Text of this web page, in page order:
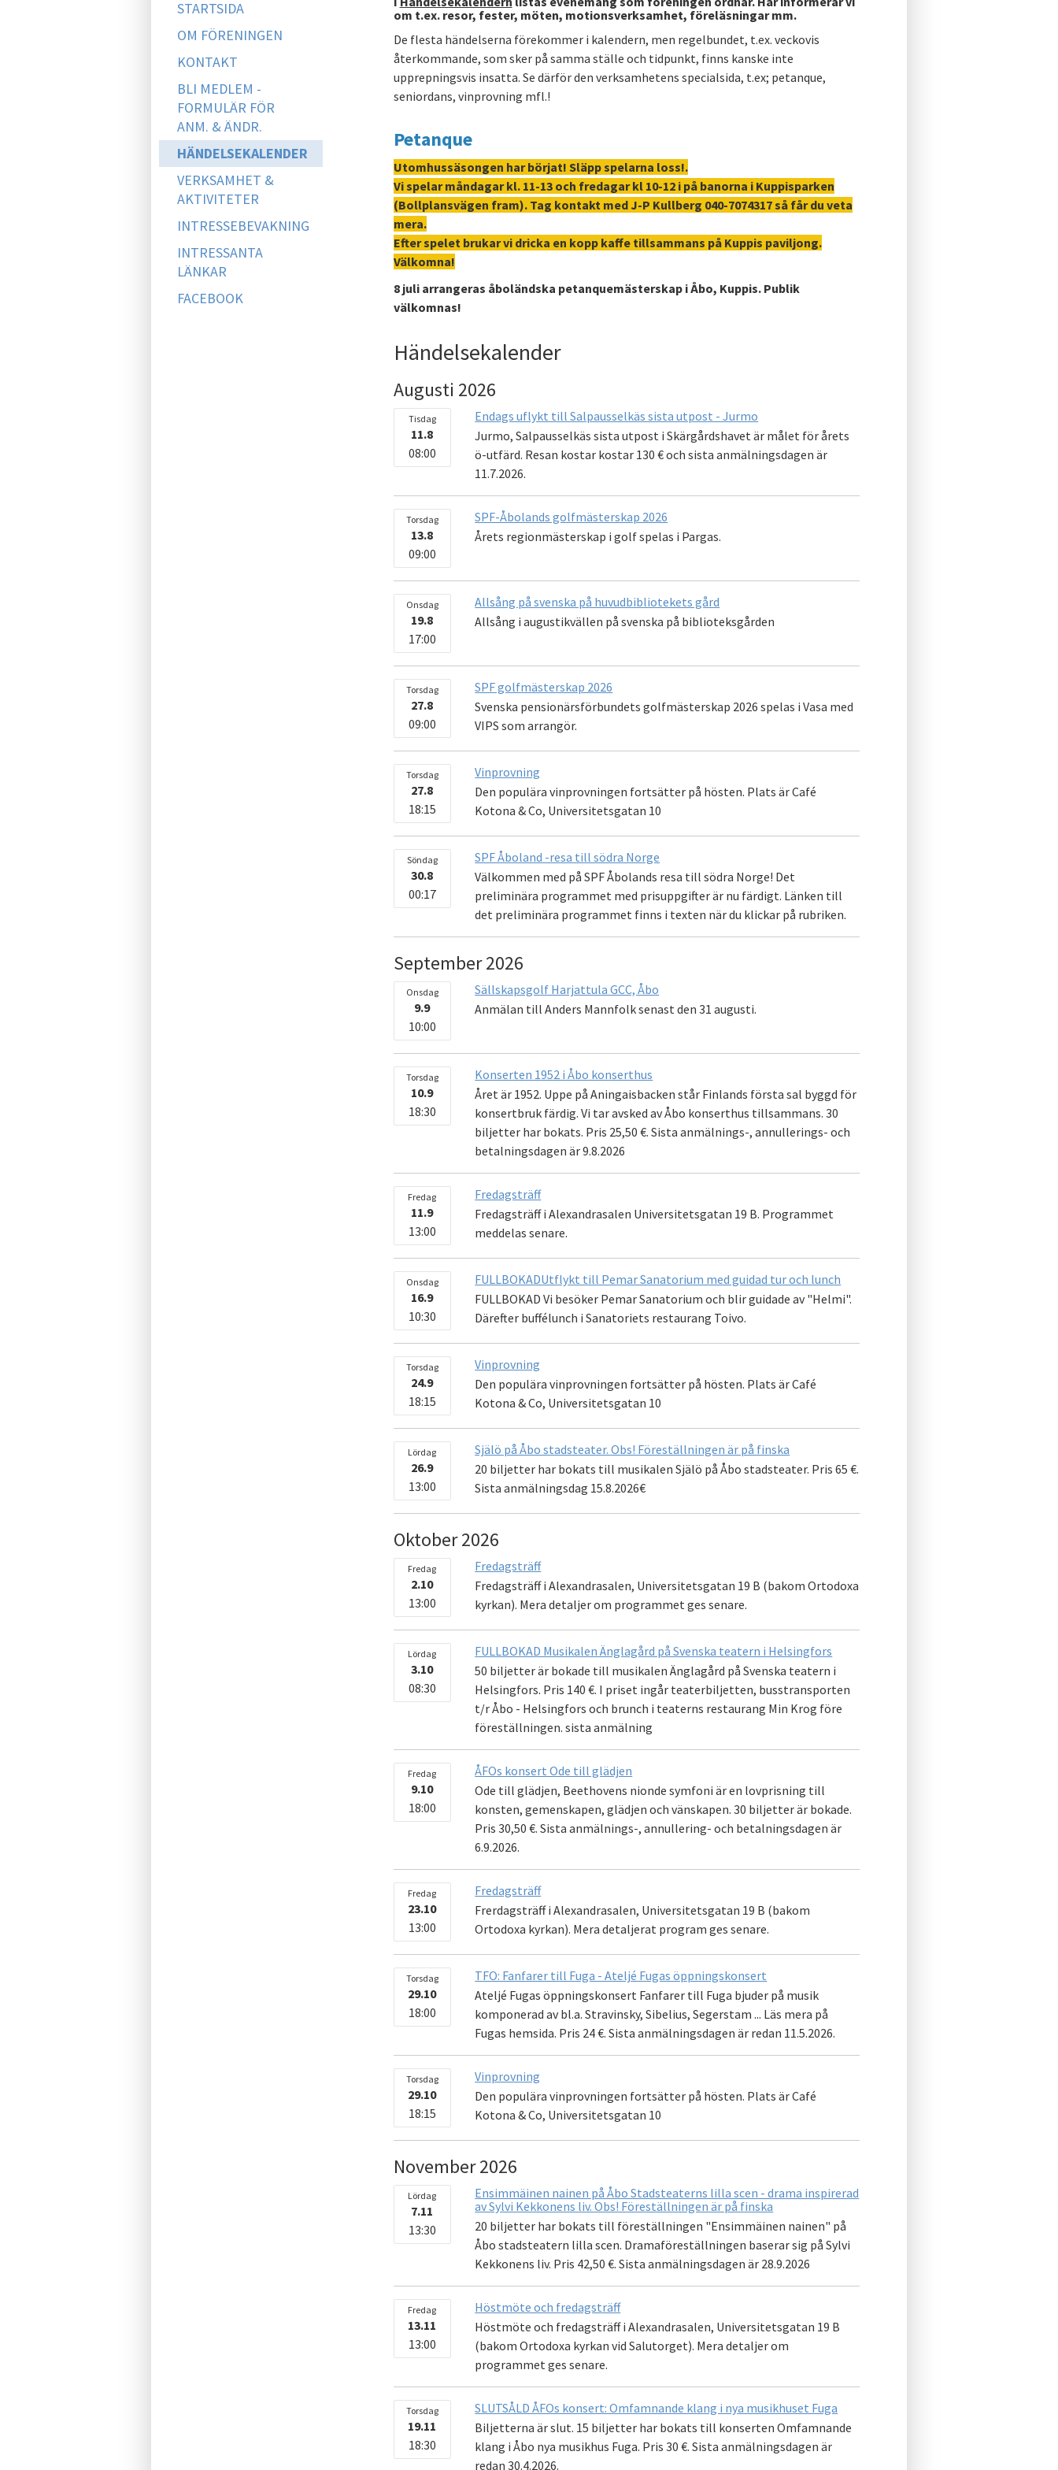
STARTSIDA
OM FÖRENINGEN
KONTAKT
BLI MEDLEM -
FORMULÄR FÖR
ANM. & ÄNDR.
HÄNDELSEKALENDER
VERKSAMHET &
AKTIVITETER
INTRESSEBEVAKNING
INTRESSANTA
LÄNKAR
FACEBOOK
om t.ex. resor, fester, möten, motionsverksamhet, föreläsningar mm.
De flesta händelserna förekommer i kalendern, men regelbundet, t.ex. veckovis
återkommande, som sker på samma ställe och tidpunkt, finns kanske inte
upprepningsvis insatta. Se därför den verksamhetens specialsida, t.ex; petanque,
seniordans, vinprovning mfl.!
Petanque
Utomhussäsongen har börjat! Släpp spelarna loss!.
Vi spelar måndagar kl. 11-13 och fredagar kl 10-12 i på banorna i Kuppisparken
(Bollplansvägen fram). Tag kontakt med J-P Kullberg 040-7074317 så får du veta
mera.
Efter spelet brukar vi dricka en kopp kaffe tillsammans på Kuppis paviljong.
Välkomna!
8 juli arrangeras åboländska petanquemästerskap i Åbo, Kuppis. Publik
välkomnas!
Händelsekalender
Augusti 2026
Tisdag
11.8
08:00
Endags uflykt till Salpausselkäs sista utpost - Jurmo
Jurmo, Salpausselkäs sista utpost i Skärgårdshavet är målet för årets
ö-utfärd. Resan kostar kostar 130 € och sista anmälningsdagen är
11.7.2026.
Torsdag
13.8
09:00
SPF-Åbolands golfmästerskap 2026
Årets regionmästerskap i golf spelas i Pargas.
Onsdag
19.8
17:00
Allsång på svenska på huvudbibliotekets gård
Allsång i augustikvällen på svenska på biblioteksgården
Torsdag
27.8
09:00
SPF golfmästerskap 2026
Svenska pensionärsförbundets golfmästerskap 2026 spelas i Vasa med
VIPS som arrangör.
Torsdag
27.8
18:15
Vinprovning
Den populära vinprovningen fortsätter på hösten. Plats är Café
Kotona & Co, Universitetsgatan 10
Söndag
30.8
00:17
SPF Åboland -resa till södra Norge
Välkommen med på SPF Åbolands resa till södra Norge! Det
preliminära programmet med prisuppgifter är nu färdigt. Länken till
det preliminära programmet finns i texten när du klickar på rubriken.
September 2026
Onsdag
9.9
10:00
Sällskapsgolf Harjattula GCC, Åbo
Anmälan till Anders Mannfolk senast den 31 augusti.
Torsdag
10.9
18:30
Konserten 1952 i Åbo konserthus
Året är 1952. Uppe på Aningaisbacken står Finlands första sal byggd för
konsertbruk färdig. Vi tar avsked av Åbo konserthus tillsammans. 30
biljetter har bokats. Pris 25,50 €. Sista anmälnings-, annullerings- och
betalningsdagen är 9.8.2026
Fredag
11.9
13:00
Fredagsträff
Fredagsträff i Alexandrasalen Universitetsgatan 19 B. Programmet
meddelas senare.
Onsdag
16.9
10:30
FULLBOKADUtflykt till Pemar Sanatorium med guidad tur och lunch
FULLBOKAD Vi besöker Pemar Sanatorium och blir guidade av "Helmi".
Därefter buffélunch i Sanatoriets restaurang Toivo.
Torsdag
24.9
18:15
Vinprovning
Den populära vinprovningen fortsätter på hösten. Plats är Café
Kotona & Co, Universitetsgatan 10
Lördag
26.9
13:00
Själö på Åbo stadsteater. Obs! Föreställningen är på finska
20 biljetter har bokats till musikalen Själö på Åbo stadsteater. Pris 65 €.
Sista anmälningsdag 15.8.2026€
Oktober 2026
Fredag
2.10
13:00
Fredagsträff
Fredagsträff i Alexandrasalen, Universitetsgatan 19 B (bakom Ortodoxa
kyrkan). Mera detaljer om programmet ges senare.
Lördag
3.10
08:30
FULLBOKAD Musikalen Änglagård på Svenska teatern i Helsingfors
50 biljetter är bokade till musikalen Änglagård på Svenska teatern i
Helsingfors. Pris 140 €. I priset ingår teaterbiljetten, busstransporten
t/r Åbo - Helsingfors och brunch i teaterns restaurang Min Krog före
föreställningen. sista anmälning
Fredag
9.10
18:00
ÅFOs konsert Ode till glädjen
Ode till glädjen, Beethovens nionde symfoni är en lovprisning till
konsten, gemenskapen, glädjen och vänskapen. 30 biljetter är bokade.
Pris 30,50 €. Sista anmälnings-, annullering- och betalningsdagen är
6.9.2026.
Fredag
23.10
13:00
Fredagsträff
Frerdagsträff i Alexandrasalen, Universitetsgatan 19 B (bakom
Ortodoxa kyrkan). Mera detaljerat program ges senare.
Torsdag
29.10
18:00
TFO: Fanfarer till Fuga - Ateljé Fugas öppningskonsert
Ateljé Fugas öppningskonsert Fanfarer till Fuga bjuder på musik
komponerad av bl.a. Stravinsky, Sibelius, Segerstam ... Läs mera på
Fugas hemsida. Pris 24 €. Sista anmälningsdagen är redan 11.5.2026.
Torsdag
29.10
18:15
Vinprovning
Den populära vinprovningen fortsätter på hösten. Plats är Café
Kotona & Co, Universitetsgatan 10
November 2026
Lördag
7.11
13:30
Ensimmäinen nainen på Åbo Stadsteaterns lilla scen - drama inspirerad
av Sylvi Kekkonens liv. Obs! Föreställningen är på finska
20 biljetter har bokats till föreställningen "Ensimmäinen nainen" på
Åbo stadsteatern lilla scen. Dramaföreställningen baserar sig på Sylvi
Kekkonens liv. Pris 42,50 €. Sista anmälningsdagen är 28.9.2026
Fredag
13.11
13:00
Höstmöte och fredagsträff
Höstmöte och fredagsträff i Alexandrasalen, Universitetsgatan 19 B
(bakom Ortodoxa kyrkan vid Salutorget). Mera detaljer om
programmet ges senare.
Torsdag
19.11
18:30
SLUTSÅLD ÅFOs konsert: Omfamnande klang i nya musikhuset Fuga
Biljetterna är slut. 15 biljetter har bokats till konserten Omfamnande
klang i Åbo nya musikhus Fuga. Pris 30 €. Sista anmälningsdagen är
redan 30.4.2026.